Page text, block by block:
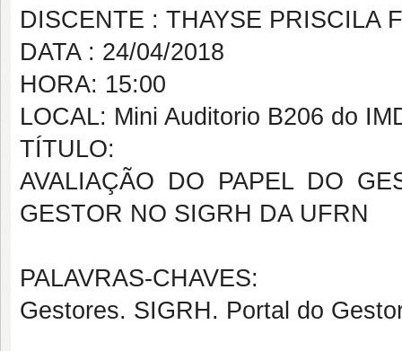
DISCENTE : THAYSE PRISCILA
DATA : 24/04/2018
HORA: 15:00
LOCAL: Mini Auditorio B206 do
TÍTULO:
AVALIAÇÃO DO PAPEL DO
GESTOR NO SIGRH DA UFRN
PALAVRAS-CHAVES:
Gestores. SIGRH. Portal do